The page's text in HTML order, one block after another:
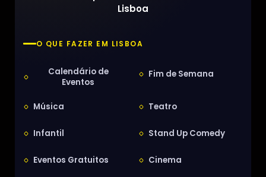
Lisboa
O QUE FAZER EM LISBOA
Calendário de
Eventos
Fim de Semana
Música Teatro
Infantil Stand Up Comedy
Eventos Gratuitos Cinema